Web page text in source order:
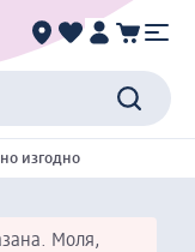
изгодно
Моля,